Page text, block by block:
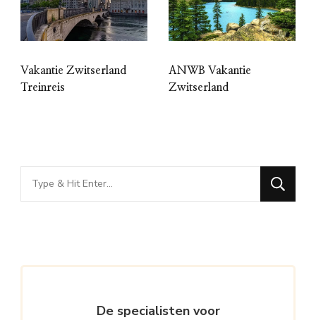
Vakantie Zwitserland
Treinreis
ANWB Vakantie
Zwitserland
Looking
for
De specialisten voor